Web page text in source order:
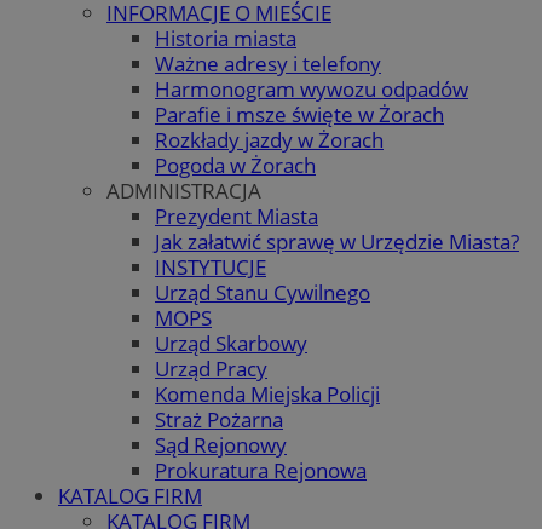
INFORMACJE O MIEŚCIE
Historia miasta
Ważne adresy i telefony
Harmonogram wywozu odpadów
Parafie i msze święte w Żorach
Rozkłady jazdy w Żorach
Pogoda w Żorach
ADMINISTRACJA
Prezydent Miasta
Jak załatwić sprawę w Urzędzie Miasta?
INSTYTUCJE
Urząd Stanu Cywilnego
MOPS
Urząd Skarbowy
Urząd Pracy
Komenda Miejska Policji
Straż Pożarna
Sąd Rejonowy
Prokuratura Rejonowa
KATALOG FIRM
KATALOG FIRM